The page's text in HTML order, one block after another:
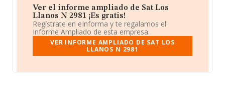
Ver el informe ampliado de Sat Los
Llanos N 2981 ¡Es gratis!
Regístrate en eInforma y te regalamos el
Informe Ampliado de esta empresa.
VER INFORME AMPLIADO DE SAT LOS
LLANOS N 2981